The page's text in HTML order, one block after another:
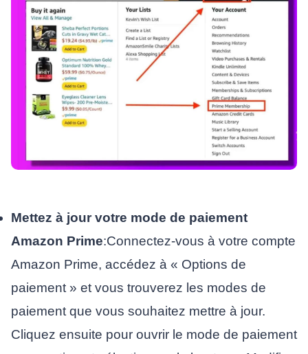
Mettez à jour votre mode de paiement
Amazon Prime:Connectez-vous à votre compte
Amazon Prime, accédez à « Options de
paiement » et vous trouverez les modes de
paiement que vous souhaitez mettre à jour.
Cliquez ensuite pour ouvrir le mode de paiement